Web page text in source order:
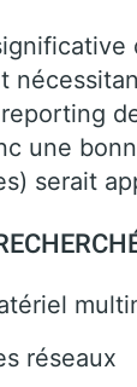
une
serait
réseaux